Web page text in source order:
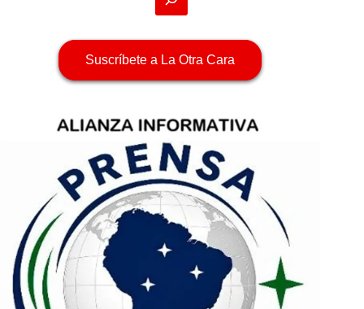
Suscríbete a La Otra Cara